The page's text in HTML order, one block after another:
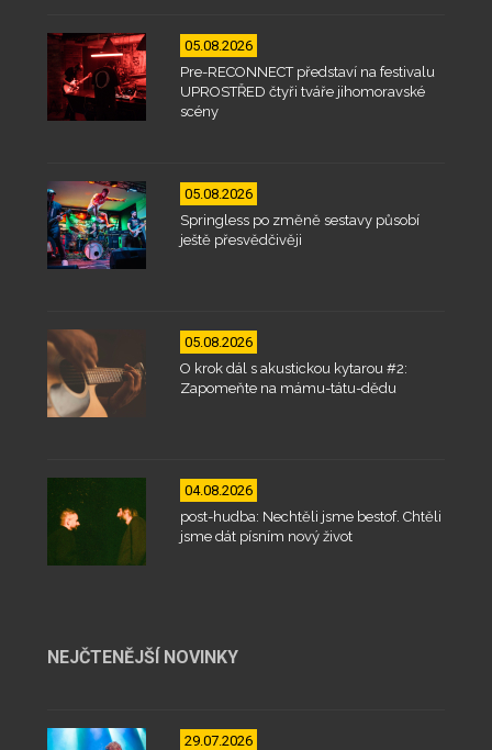
05.08.2026
Pre-RECONNECT představí na festivalu
UPROSTŘED čtyři tváře jihomoravské
scény
05.08.2026
Springless po změně sestavy působí
ještě přesvědčivěji
05.08.2026
O krok dál s akustickou kytarou #2:
Zapomeňte na mámu-tátu-dědu
04.08.2026
post-hudba: Nechtěli jsme bestof. Chtěli
jsme dát písním nový život
NEJČTENĚJŠÍ NOVINKY
29.07.2026